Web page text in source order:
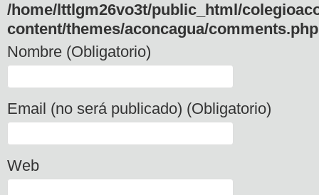
/home/lttlgm26vo3t/public_html/
content/themes/aconcagua/comments.php
Nombre (Obligatorio)
Email (no será publicado) (Obligatorio)
Web